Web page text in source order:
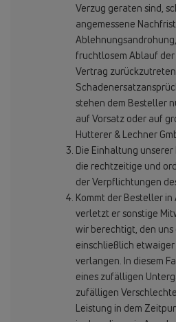
Verzug geraten sind,
angemessene
fruchtlosem Ablauf
Vertrag
stehen dem Besteller
auf Vorsatz oder auf
Hutterer & Lechner
Die Einhaltung
die rechtzeitige und
der Verpflichtungen
Kommt der Besteller
verletzt er sonstige
wir berechtigt, den
einschließlich
verlangen. In diesem
eines zufälligen
zufälligen
Leistung in dem